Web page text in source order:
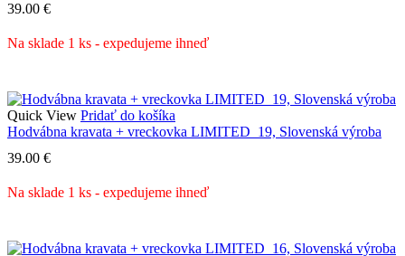
39.00 €
Na sklade 1 ks - expedujeme ihneď
Quick View Pridať do košíka
Hodvábna kravata + vreckovka LIMITED_19, Slovenská výroba
39.00 €
Na sklade 1 ks - expedujeme ihneď